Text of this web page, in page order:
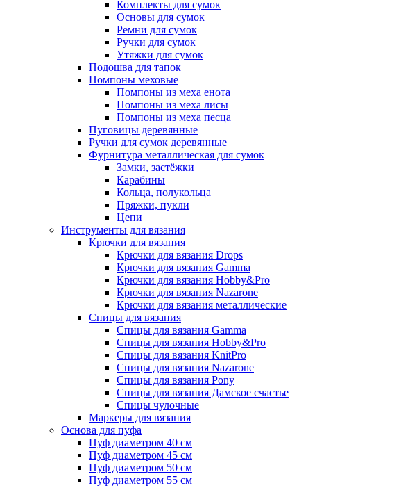
Комплекты для сумок
Основы для сумок
Ремни для сумок
Ручки для сумок
Утяжки для сумок
Подошва для тапок
Помпоны меховые
Помпоны из меха енота
Помпоны из меха лисы
Помпоны из меха песца
Пуговицы деревянные
Ручки для сумок деревянные
Фурнитура металлическая для сумок
Замки, застёжки
Карабины
Кольца, полукольца
Пряжки, пукли
Цепи
Инструменты для вязания
Крючки для вязания
Крючки для вязания Drops
Крючки для вязания Gamma
Крючки для вязания Hobby&Pro
Крючки для вязания Nazarone
Крючки для вязания металлические
Спицы для вязания
Спицы для вязания Gamma
Спицы для вязания Hobby&Pro
Спицы для вязания KnitPro
Спицы для вязания Nazarone
Спицы для вязания Pony
Спицы для вязания Дамское счастье
Спицы чулочные
Маркеры для вязания
Основа для пуфа
Пуф диаметром 40 см
Пуф диаметром 45 см
Пуф диаметром 50 см
Пуф диаметром 55 см